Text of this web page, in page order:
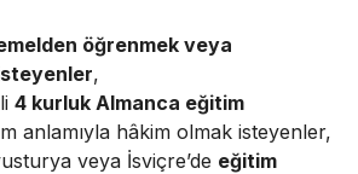
öğrenmek veya
,
4 kurluk Almanca eğitim
anlamıyla hâkim olmak isteyenler,
veya İsviçre’de eğitim